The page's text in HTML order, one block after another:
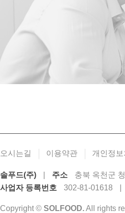
오시는길 이용약관 개인정
솔푸드(주) 주소 충북 옥천군
사업자 등록번호
302-81-01618
Copyright © SOLFOOD.All rights